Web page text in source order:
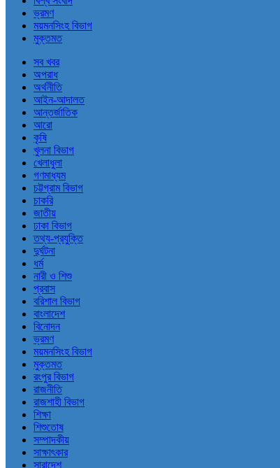
ভ্রমণ
ময়মনসিংহ বিভাগ
মুক্তমত
সব খবর
অপরাধ
অর্থনীতি
আইন-আদালত
আন্তর্জাতিক
আরো
কৃষি
খুলনা বিভাগ
খেলাধুলা
গণমাধ্যম
চট্টগ্রাম বিভাগ
চাকরি
জাতীয়
ঢাকা বিভাগ
তথ্য-প্রযুক্তি
দুর্ঘটনা
ধর্ম
নারী ও শিশু
প্রবাস
বরিশাল বিভাগ
বাংলাদেশ
বিনোদন
ভ্রমণ
ময়মনসিংহ বিভাগ
মুক্তমত
রংপুর বিভাগ
রাজনীতি
রাজশাহী বিভাগ
শিক্ষা
শিশুতোষ
সম্পাদকীয়
সাক্ষাৎকার
সারাদেশ